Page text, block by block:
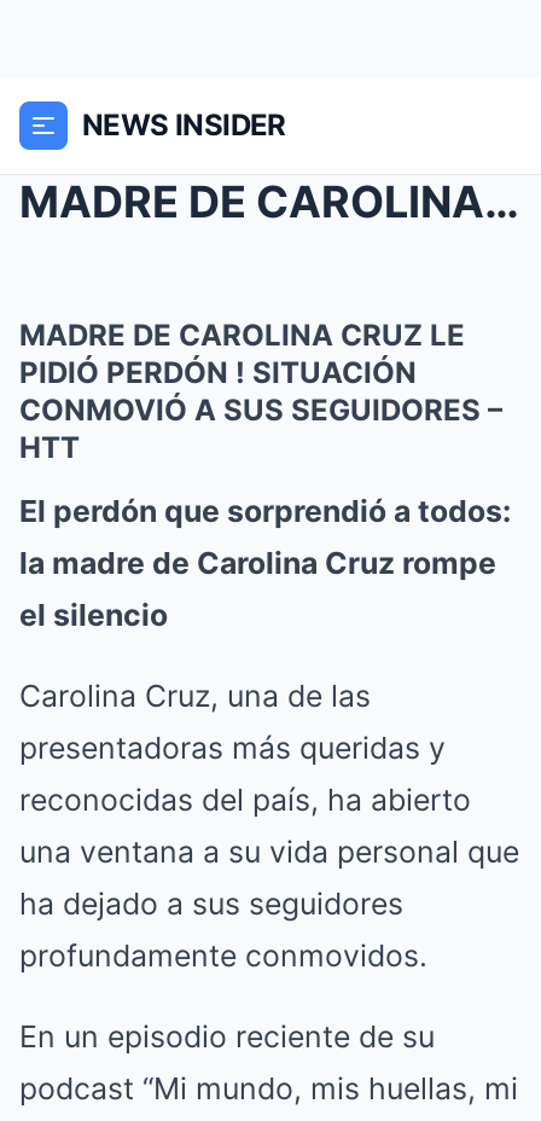
NEWS INSIDER
MADRE DE CAROLINA CRUZ LE PIDIÓ PERDÓN ! SITUACIÓN...
MADRE DE CAROLINA CRUZ LE
PIDIÓ PERDÓN ! SITUACIÓN
CONMOVIÓ A SUS SEGUIDORES –
HTT
El perdón que sorprendió a todos:
la madre de Carolina Cruz rompe
el silencio
Carolina Cruz, una de las
presentadoras más queridas y
reconocidas del país, ha abierto
una ventana a su vida personal que
ha dejado a sus seguidores
profundamente conmovidos.
En un episodio reciente de su
podcast “Mi mundo, mis huellas, mi